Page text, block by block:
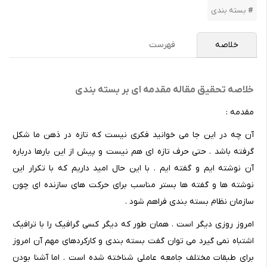
بسته بندی
خلاصه فهرست
خلاصه تحقیق مقاله مقدمه ای بر بسته بندی
مقدمه :
آن چه در این جا می خوانید فکری نیست که تازه در ذهن ما شکل
گرفته باشد . حتی حرف تازه ای هم نیست و پیش از این بارها درباره
آن نوشته ایم و گفته ایم . با این حال امید داریم که با تکرار این
نوشته ها و گفته ها بستر مناسب برای حرکت های سازنده ای چون
سازمان نظام بسته بندی فراهم شود .
امروز روزی دیگر است . همان طور که دیگر کسی گرافیک را با ترافیک
اشتباه نمی گیرد می توان گفت بسته بندی و کارکردهای مهم آن امروز
برای طبقات مختلف جامعه عاملی شناخته شده است . اما آشنا بودن